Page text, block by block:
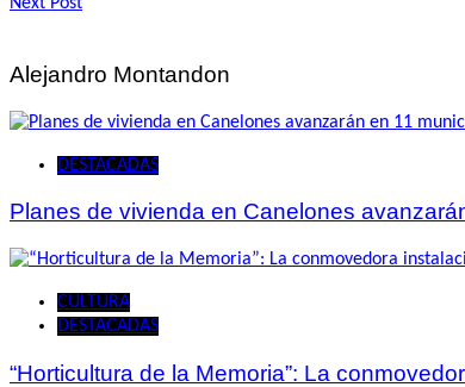
de
Alejandro Montandon
DESTACADAS
Planes de vivienda en Canelones
CULTURA
DESTACADAS
“Horticultura de la Memoria”: La